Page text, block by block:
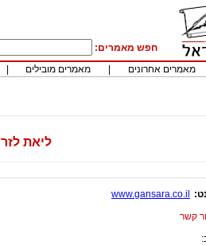
חפש מאמרים:
מאמרים אחרונים מאמרים מובילים
ליאת לזר
www.gansara.co.il
קשר